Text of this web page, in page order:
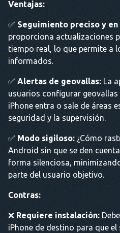
Ventajas:
✅ Seguimiento preciso y
proporciona actualizaciones
tiempo real, lo que permite a
informados.
✅ Alertas de geovallas: La
usuarios configurar
iPhone entra o sale de áreas
seguridad y la supervisión.
✅ Modo sigiloso: ¿Cómo
Android sin que se den
forma silenciosa,
parte del usuario objetivo.
Contras:
❌ Requiere instalación:
iPhone de destino para que